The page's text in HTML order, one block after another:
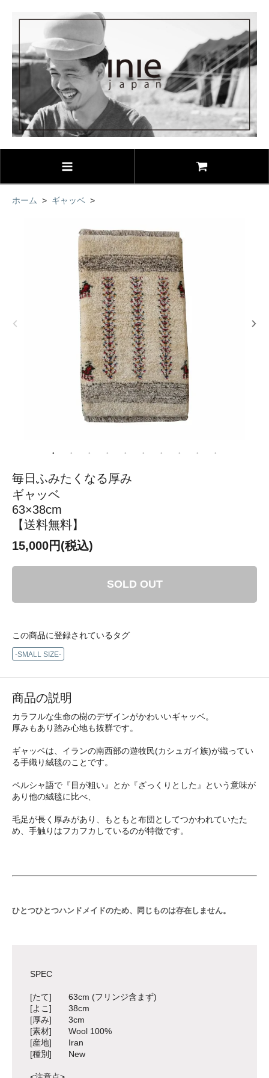
ホーム > ギャッベ >
毎日ふみたくなる厚み
ギャッベ
63×38cm
【送料無料】
15,000円(税込)
SOLD OUT
この商品に登録されているタグ
-SMALL SIZE-
商品の説明
カラフルな生命の樹のデザインがかわいいギャッベ。
厚みもあり踏み心地も抜群です。
ギャッベは、イランの南西部の遊牧民(カシュガイ族)が織ってい
る手織り絨毯のことです。
ペルシャ語で『目が粗い』とか『ざっくりとした』という意味が
あり他の絨毯に比べ、
毛足が長く厚みがあり、もともと布団としてつかわれていたた
め、手触りはフカフカしているのが特徴です。
ひとつひとつハンドメイドのため、同じものは存在しません。
SPEC
[たて] 63cm (フリンジ含まず)
[よこ] 38cm
[厚み] 3cm
[素材] Wool 100%
[産地] Iran
[種別] New